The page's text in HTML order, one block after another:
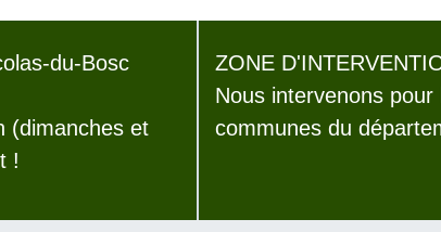
du-Bosc
(dimanches et
!
ZONE
Nous intervenons pour
communes du